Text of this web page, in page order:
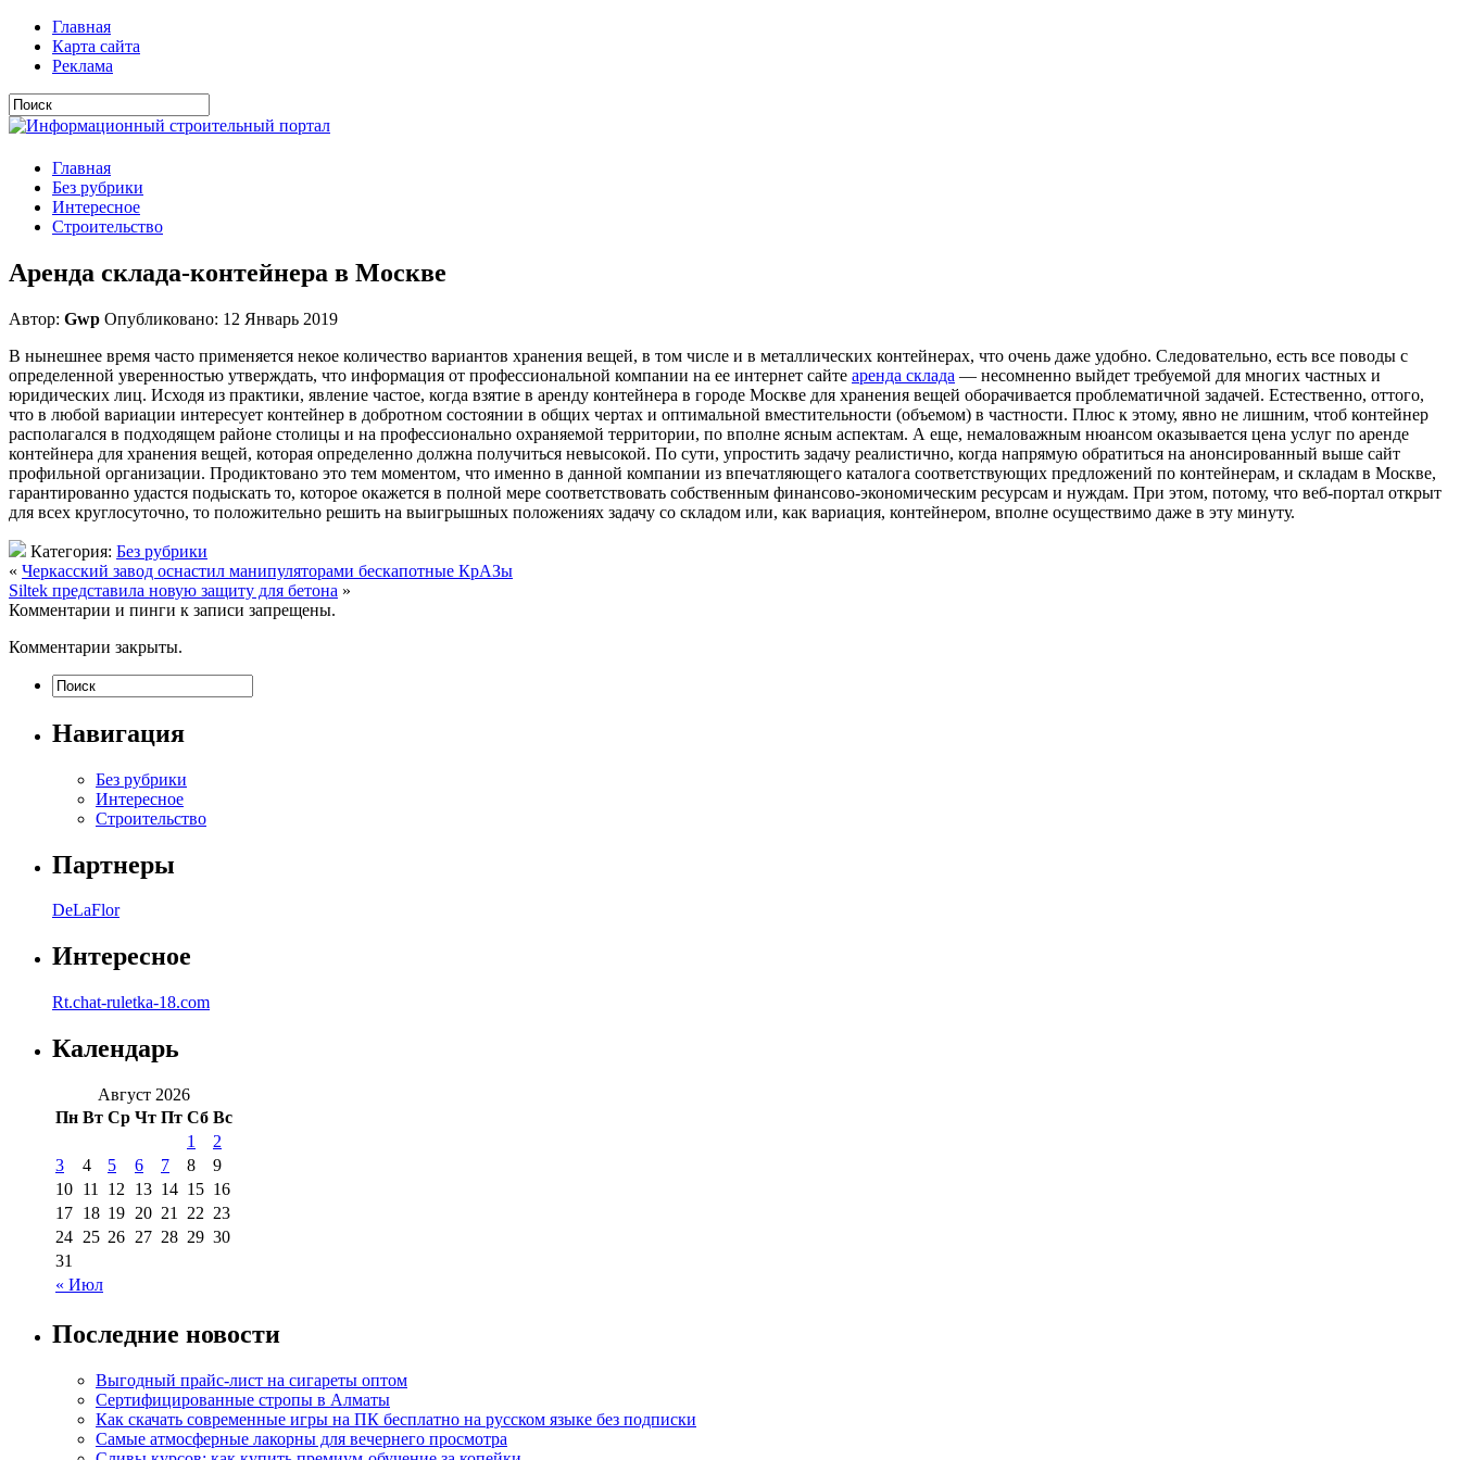
Главная
Карта сайта
Реклама
Главная
Без рубрики
Интересное
Строительство
Аренда склада-контейнера в Москве
Автор: Gwp Опубликовано: 12 Январь 2019
В нынешнее время часто применяется некое количество вариантов хранения вещей, в том числе и в металлических контейнерах, что очень даже удобно. Следовательно, есть все поводы с
определенной уверенностью утверждать, что информация от профессиональной компании на ее интернет сайте аренда склада — несомненно выйдет требуемой для многих частных и
юридических лиц. Исходя из практики, явление частое, когда взятие в аренду контейнера в городе Москве для хранения вещей оборачивается проблематичной задачей. Естественно, оттого,
что в любой вариации интересует контейнер в добротном состоянии в общих чертах и оптимальной вместительности (объемом) в частности. Плюс к этому, явно не лишним, чтоб контейнер
располагался в подходящем районе столицы и на профессионально охраняемой территории, по вполне ясным аспектам. А еще, немаловажным нюансом оказывается цена услуг по аренде
контейнера для хранения вещей, которая определенно должна получиться невысокой. По сути, упростить задачу реалистично, когда напрямую обратиться на анонсированный выше сайт
профильной организации. Продиктовано это тем моментом, что именно в данной компании из впечатляющего каталога соответствующих предложений по контейнерам, и складам в Москве,
гарантированно удастся подыскать то, которое окажется в полной мере соответствовать собственным финансово-экономическим ресурсам и нуждам. При этом, потому, что веб-портал открыт
для всех круглосуточно, то положительно решить на выигрышных положениях задачу со складом или, как вариация, контейнером, вполне осуществимо даже в эту минуту.
Категория: Без рубрики
« Черкасский завод оснастил манипуляторами бескапотные КрАЗы
Siltek представила новую защиту для бетона »
Комментарии и пинги к записи запрещены.
Комментарии закрыты.
Навигация
Без рубрики
Интересное
Строительство
Партнеры
DeLaFlor
Интересное
Rt.chat-ruletka-18.com
Календарь
Август 2026
Пн Вт Ср Чт Пт Сб Вс
« Июл
1
2
3
4 5 6 7 8
9
10 11 12 13 14 15 16
17 18 19 20 21 22 23
24 25 26 27 28 29 30
31
Последние новости
Выгодный прайс-лист на сигареты оптом
Сертифицированные стропы в Алматы
Как скачать современные игры на ПК бесплатно на русском языке без подписки
Самые атмосферные лакорны для вечернего просмотра